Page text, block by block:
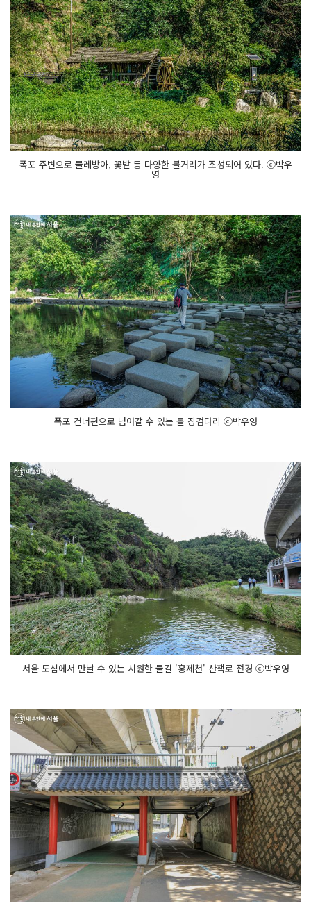
폭포 주변으로 물레방아, 꽃밭 등 다양한 볼거리가 조성되어 있다. ⓒ박우
영
폭포 건너편으로 넘어갈 수 있는 돌 징검다리 ⓒ박우영
서울 도심에서 만날 수 있는 시원한 물길 '홍제천' 산책로 전경 ⓒ박우영